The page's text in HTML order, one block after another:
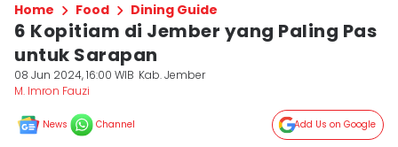
Home Food Dining Guide
6 Kopitiam di Jember yang Paling Pas
untuk Sarapan
08 Jun 2024, 16:00 WIB Kab. Jember
M. Imron Fauzi
News Channel Add Us on Google